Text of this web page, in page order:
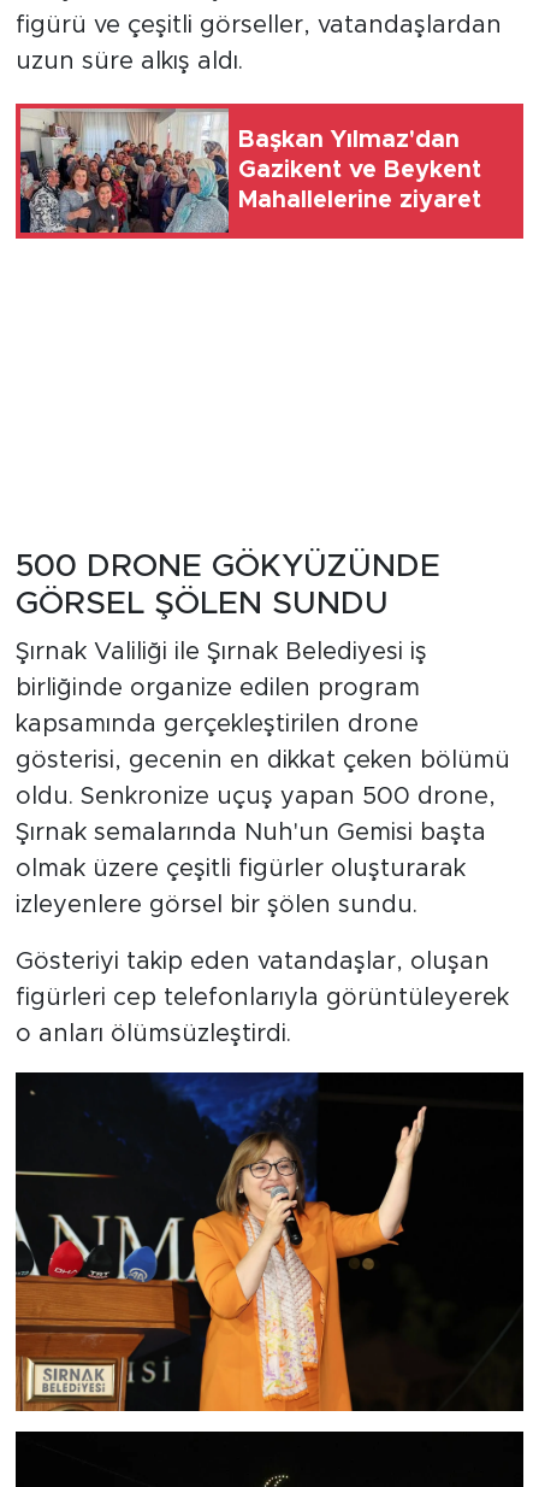
figürü ve çeşitli görseller, vatandaşlardan
uzun süre alkış aldı.
Başkan Yılmaz'dan
Gazikent ve Beykent
Mahallelerine ziyaret
500 DRONE GÖKYÜZÜNDE
GÖRSEL ŞÖLEN SUNDU
Şırnak Valiliği ile Şırnak Belediyesi iş
birliğinde organize edilen program
kapsamında gerçekleştirilen drone
gösterisi, gecenin en dikkat çeken bölümü
oldu. Senkronize uçuş yapan 500 drone,
Şırnak semalarında Nuh'un Gemisi başta
olmak üzere çeşitli figürler oluşturarak
izleyenlere görsel bir şölen sundu.
Gösteriyi takip eden vatandaşlar, oluşan
figürleri cep telefonlarıyla görüntüleyerek
o anları ölümsüzleştirdi.